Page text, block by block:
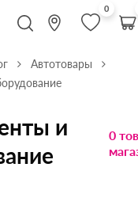
0
Автотовары
и
0